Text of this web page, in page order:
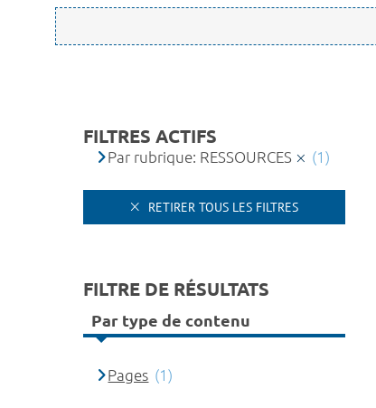
FILTRES ACTIFS
Par rubrique: RESSOURCES (1)
RETIRER TOUS LES FILTRES
FILTRE DE RÉSULTATS
Par type de contenu
Pages (1)